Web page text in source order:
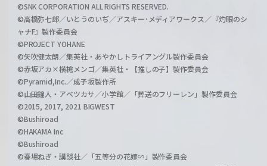
©SNK CORPORATION ALL RIGHTS RESERVED.
©高橋弥七郎／いとうのいぢ／アスキー･メディアワークス／『灼眼のシ
ャナF』製作委員会
©PROJECT YOHANE
©矢吹健太朗／集英社・あやかしトライアングル製作委員会
©赤坂アカ×横槍メンゴ／集英社・【推しの子】製作委員会
©Pyramid,Inc.／成子坂製作所
©山田鐘人・アベツカサ／小学館／「葬送のフリーレン」製作委員会
©2015, 2017, 2021 BIGWEST
©Bushiroad
©HAKAMA Inc
©Bushiroad
©春場ねぎ・講談社／「五等分の花嫁∽」製作委員会